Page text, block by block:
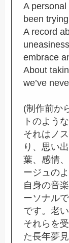
A personal
been
A record
embrace
About
we’ve
(制作前か
トのよう
それはノ
り、思い
葉、感情
ージュの
自身の音
ーソナル
です。老
それらを
た長年夢